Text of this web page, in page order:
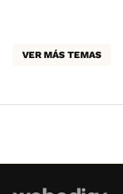
VER MÁS TEMAS